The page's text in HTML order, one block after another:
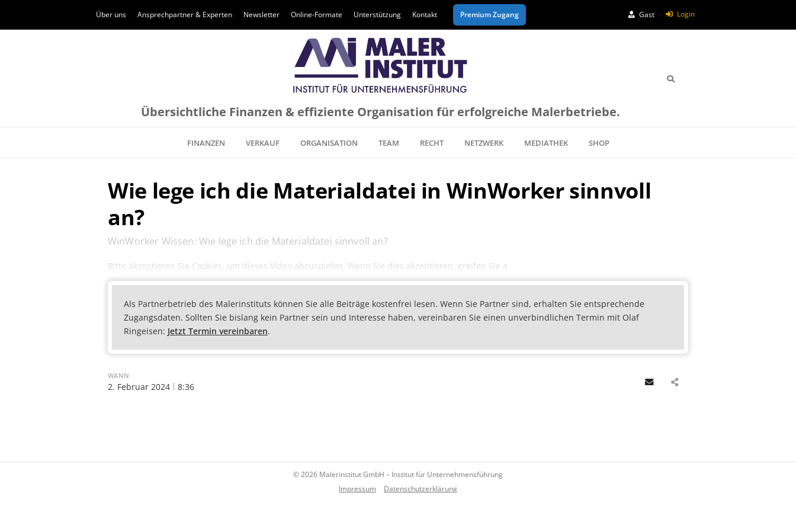
Über uns Ansprechpartner & Experten Newsletter Online-Formate Unterstützung Kontakt Premium Zugang Gast Login
Übersichtliche Finanzen & effiziente Organisation für erfolgreiche Malerbetriebe.
FINANZEN VERKAUF ORGANISATION TEAM RECHT NETZWERK MEDIATHEK SHOP
Wie lege ich die Materialdatei in WinWorker sinnvoll
an?
WinWorker Wissen: Wie lege ich die Materialdatei sinnvoll an?
Bitte akzeptieren Sie Cookies, um dieses Video abzuspielen. Wenn Sie dies akzeptieren, greifen Sie a
Als Partnerbetrieb des Malerinstituts können Sie alle Beiträge kostenfrei lesen. Wenn Sie Partner sind, erhalten Sie entsprechende
Zugangsdaten. Sollten Sie bislang kein Partner sein und Interesse haben, vereinbaren Sie einen unverbindlichen Termin mit Olaf
Ringeisen: Jetzt Termin vereinbaren.
WANN
2. Februar 2024 8:36 Email
© 2026 Malerinstitut GmbH – Institut für Unternehmensführung
Impressum
Datenschutzerklärung